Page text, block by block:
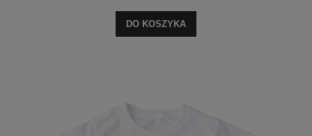
DO KOSZYKA